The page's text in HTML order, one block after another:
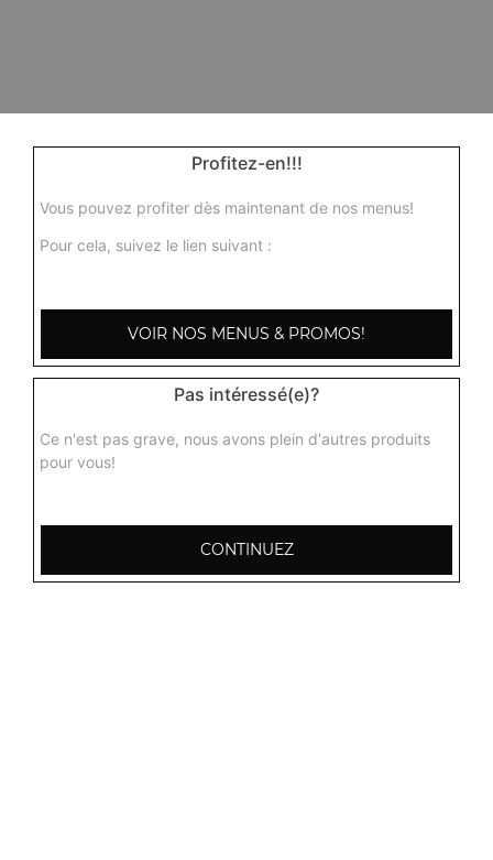
Profitez-en!!!
Vous pouvez profiter dès maintenant de nos menus!
Pour cela, suivez le lien suivant :
VOIR NOS MENUS & PROMOS!
Pas intéressé(e)?
Ce n'est pas grave, nous avons plein d'autres produits
pour vous!
CONTINUEZ